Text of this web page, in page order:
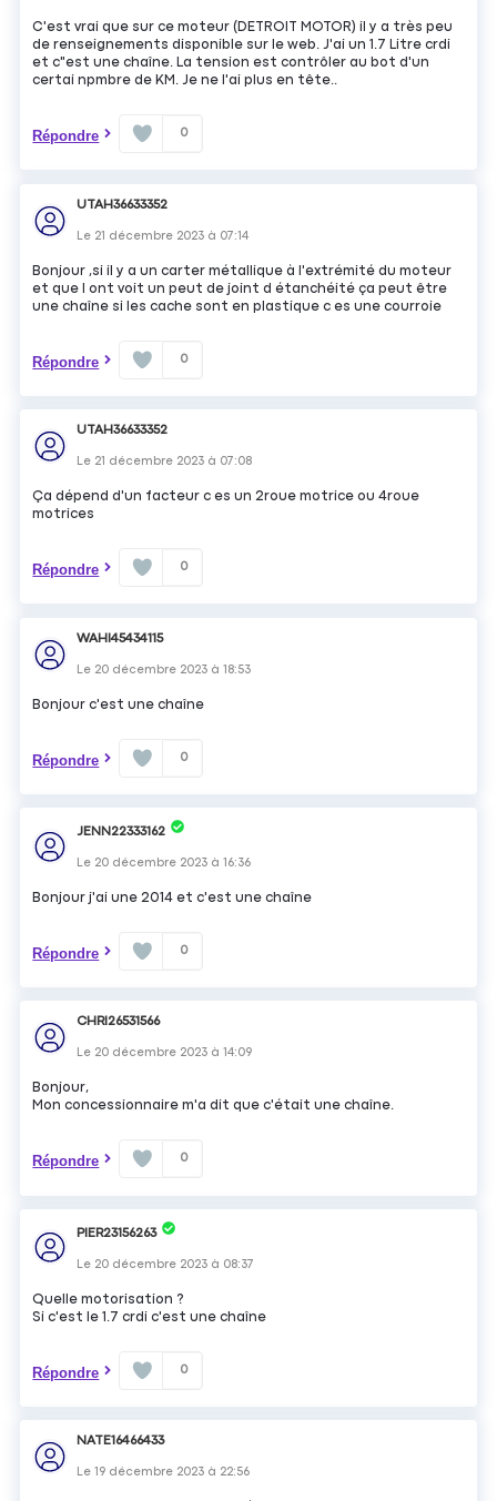
C'est vrai que sur ce moteur (DETROIT MOTOR) il y a très peu
de renseignements disponible sur le web. J'ai un 1.7 Litre crdi
et c"est une chaîne. La tension est contrôler au bot d'un
certai npmbre de KM. Je ne l'ai plus en tête..
Répondre 0
UTAH36633352
Le 21 décembre 2023 à 07:14
Bonjour ,si il y a un carter métallique à l'extrémité du moteur
et que l ont voit un peut de joint d étanchéité ça peut être
une chaîne si les cache sont en plastique c es une courroie
Répondre 0
UTAH36633352
Le 21 décembre 2023 à 07:08
Ça dépend d'un facteur c es un 2roue motrice ou 4roue
motrices
Répondre 0
WAHI45434115
Le 20 décembre 2023 à18:53
Bonjour c'est une chaîne
Répondre 0
JENN22333162
Le 20 décembre 2023 à16:36
Bonjour j'ai une 2014 et c'est une chaîne
Répondre 0
CHRI26531566
Le 20 décembre 2023 à14:09
Bonjour,
Mon concessionnaire m'a dit que c'était une chaîne.
Répondre 0
PIER23156263
Le 20 décembre 2023 à 08:37
Quelle motorisation ?
Si c'est le 1.7 crdi c'est une chaîne
Répondre 0
NATE16466433
Le19 décembre 2023 à 22:56